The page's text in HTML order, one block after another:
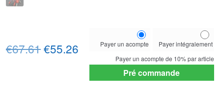
your
payment
Payer un acompte
Payer intégralement
Payer un acompte de 10%par article
Pré commande
€67.61Le
€55.26
prix
actuel